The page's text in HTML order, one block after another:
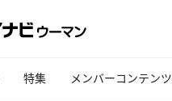
特集 メンバーコンテンツ